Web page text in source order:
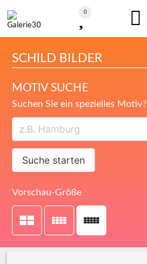
0
SCHILD BILDER
MOTIV SUCHE
Suchen Sie ein spezielles Motiv?
Suche starten
Vorschau-Größe